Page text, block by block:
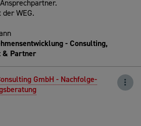
der WEG.
- Consulting,
& Partner
GmbH - Nachfolge-